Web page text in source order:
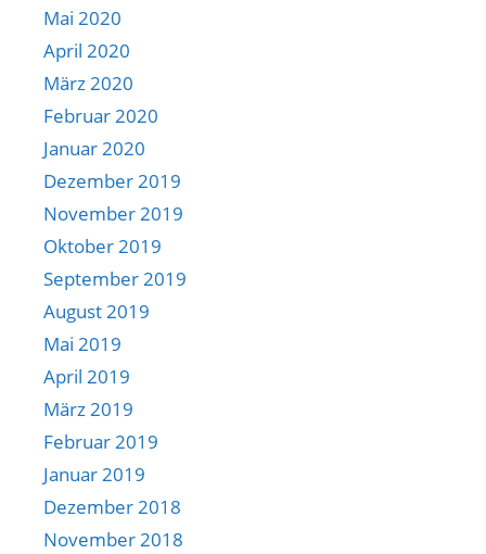
Mai 2020
April 2020
März 2020
Februar 2020
Januar 2020
Dezember 2019
November 2019
Oktober 2019
September 2019
August 2019
Mai 2019
April 2019
März 2019
Februar 2019
Januar 2019
Dezember 2018
November 2018